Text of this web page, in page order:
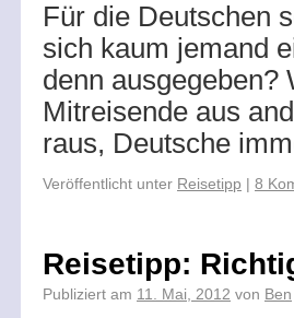
Für die Deutschen
sich kaum jemand
denn ausgegeben?
Mitreisende aus
raus, Deutsche
Veröffentlicht unter Reisetipp | 8
Reisetipp:
Publiziert am 11. Mai, 2012 von Ben